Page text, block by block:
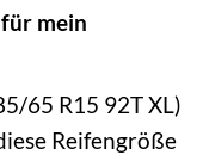
mein
65 R15 92T XL)
Reifengröße